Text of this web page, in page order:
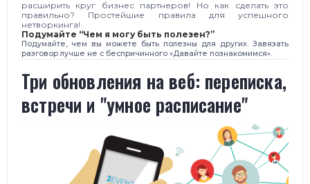
расширить круг бизнес партнеров! Но как сделать это
правильно? Простейшие правила для успешного
нетворкинга!
Подумайте “Чем я могу быть полезен?”
Подумайте, чем вы можете быть полезны для других. Завязать
разговор лучше не с беспричинного «Давайте познакомимся».
Три обновления на веб: переписка,
встречи и "умное расписание"